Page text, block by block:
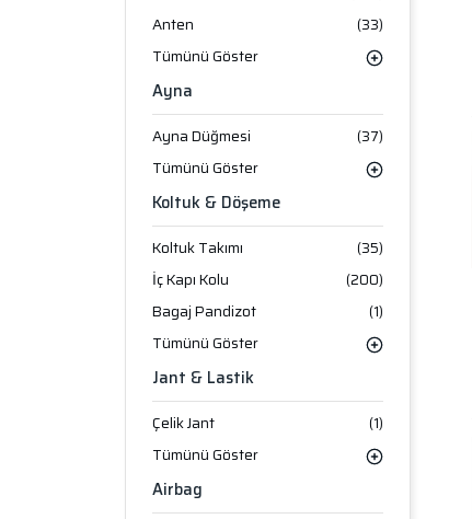
Anten
(33)
Tümünü Göster
Ayna
Ayna Düğmesi
(37)
Tümünü Göster
Koltuk & Döşeme
Koltuk Takımı
(35)
İç Kapı Kolu
(200)
Bagaj Pandizot
(1)
Tümünü Göster
Jant & Lastik
Çelik Jant
(1)
Tümünü Göster
Airbag